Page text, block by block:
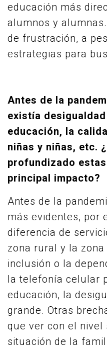
educación más
alumnos y
de frustración, a
estrategias para
Antes de la
existía
educación, la
niñas y niñas, etc.
profundizado
principal impacto?
Antes de la
más evidentes, por
diferencia de
zona rural y la zona
inclusión o la
la telefonía celular
educación, la
grande. Otras
que ver con el nivel
situación de la